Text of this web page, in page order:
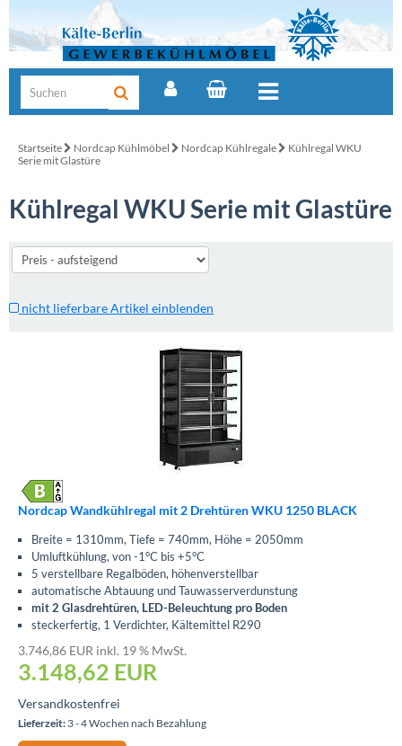
Startseite Nordcap Kühlmöbel Nordcap Kühlregale
Kühlregal WKU
Serie mit Glastüre
Kühlregal WKU Serie mit Glastüre
nicht lieferbare Artikel einblenden
Nordcap Wandkühlregal mit 2 Drehtüren WKU 1250 BLACK
Breite = 1310mm, Tiefe = 740mm, Höhe = 2050mm
Umluftkühlung, von -1°C bis +5°C
5 verstellbare Regalböden, höhenverstellbar
automatische Abtauung und Tauwasserverdunstung
mit 2 Glasdrehtüren, LED-Beleuchtung pro Boden
steckerfertig, 1 Verdichter, Kältemittel R290
3.746,86 EUR inkl. 19 % MwSt.
3.148,62 EUR
Versandkostenfrei
Lieferzeit: 3 - 4 Wochen nach Bezahlung